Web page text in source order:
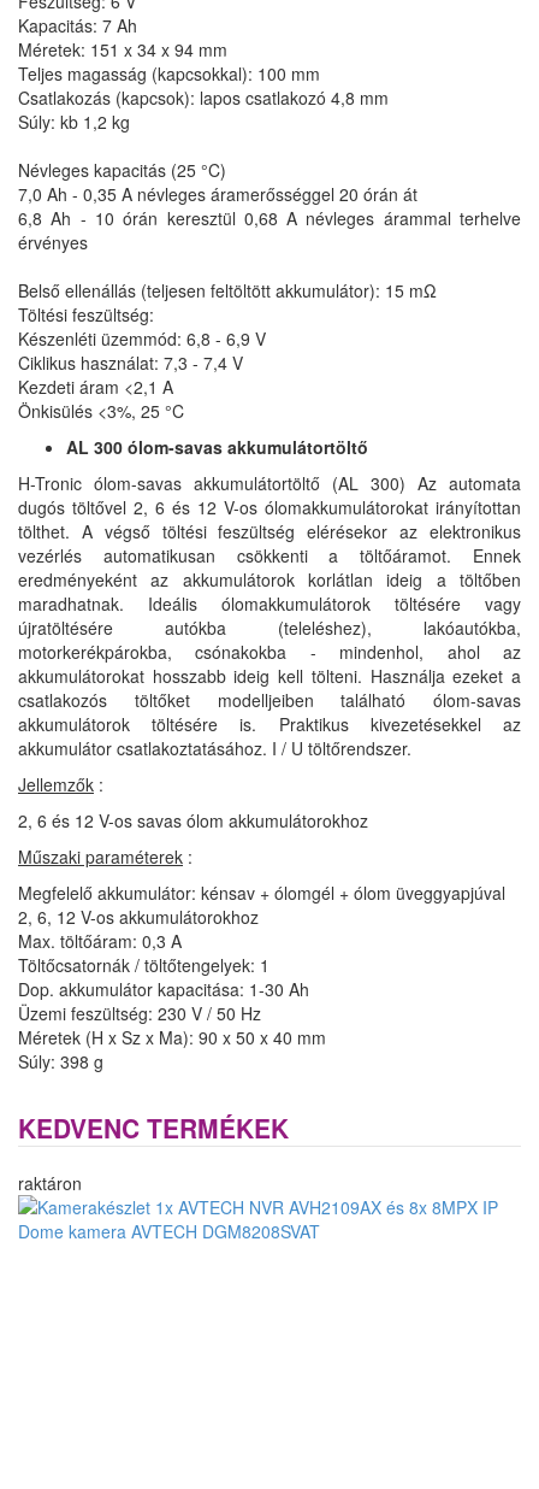
Kapacitás: 7 Ah
Méretek: 151 x 34 x 94 mm
Teljes magasság (kapcsokkal): 100 mm
Csatlakozás (kapcsok): lapos csatlakozó 4,8 mm
Súly: kb 1,2 kg
Névleges kapacitás (25 °C)
7,0 Ah - 0,35 A névleges áramerősséggel 20 órán át
6,8 Ah - 10 órán keresztül 0,68 A névleges árammal terhelve
érvényes
Belső ellenállás (teljesen feltöltött akkumulátor): 15 mΩ
Töltési feszültség:
Készenléti üzemmód: 6,8 - 6,9 V
Ciklikus használat: 7,3 - 7,4 V
Kezdeti áram <2,1 A
Önkisülés <3%, 25 °C
AL 300 ólom-savas akkumulátortöltő
H-Tronic ólom-savas akkumulátortöltő (AL 300) Az automata
dugós töltővel 2, 6 és 12 V-os ólomakkumulátorokat irányítottan
tölthet. A végső töltési feszültség elérésekor az elektronikus
vezérlés automatikusan csökkenti a töltőáramot. Ennek
eredményeként az akkumulátorok korlátlan ideig a töltőben
maradhatnak. Ideális ólomakkumulátorok töltésére vagy
újratöltésére autókba (teleléshez), lakóautókba,
motorkerékpárokba, csónakokba - mindenhol, ahol az
akkumulátorokat hosszabb ideig kell tölteni. Használja ezeket a
csatlakozós töltőket modelljeiben található ólom-savas
akkumulátorok töltésére is. Praktikus kivezetésekkel az
akkumulátor csatlakoztatásához. I / U töltőrendszer.
Jellemzők :
2, 6 és 12 V-os savas ólom akkumulátorokhoz
Műszaki paraméterek :
Megfelelő akkumulátor: kénsav + ólomgél + ólom üveggyapjúval
2, 6, 12 V-os akkumulátorokhoz
Max. töltőáram: 0,3 A
Töltőcsatornák / töltőtengelyek: 1
Dop. akkumulátor kapacitása: 1-30 Ah
Üzemi feszültség: 230 V / 50 Hz
Méretek (H x Sz x Ma): 90 x 50 x 40 mm
Súly: 398 g
KEDVENC TERMÉKEK
raktáron